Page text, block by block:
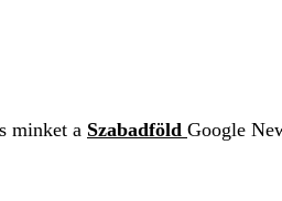
minket a Szabadföld Google